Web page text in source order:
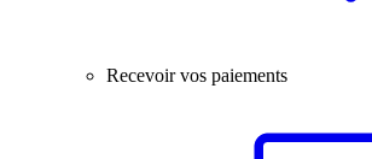
Recevoir vos paiements